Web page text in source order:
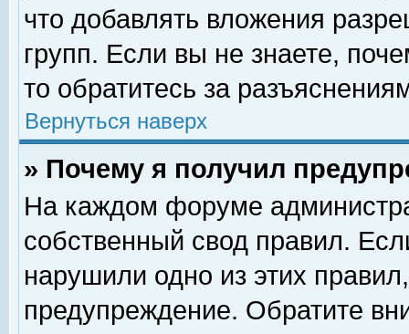
что добавлять вложения
групп. Если вы не знаете,
то обратитесь за
Вернуться наверх
» Почему я получил
На каждом форуме
собственный свод правил.
нарушили одно из этих
предупреждение. Обратите